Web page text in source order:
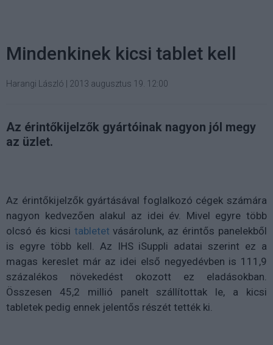
Mindenkinek kicsi tablet kell
Harangi László 2013 augusztus 19. 12:00
Az érintőkijelzők gyártóinak nagyon jól megy
az üzlet.
Az érintőkijelzők gyártásával foglalkozó cégek számára
nagyon kedvezően alakul az idei év. Mivel egyre több
olcsó és kicsi tabletet vásárolunk, az érintős panelekből
is egyre több kell. Az IHS iSuppli adatai szerint ez a
magas kereslet már az idei első negyedévben is 111,9
százalékos növekedést okozott ez eladásokban.
Összesen 45,2 millió panelt szállítottak le, a kicsi
tabletek pedig ennek jelentős részét tették ki.